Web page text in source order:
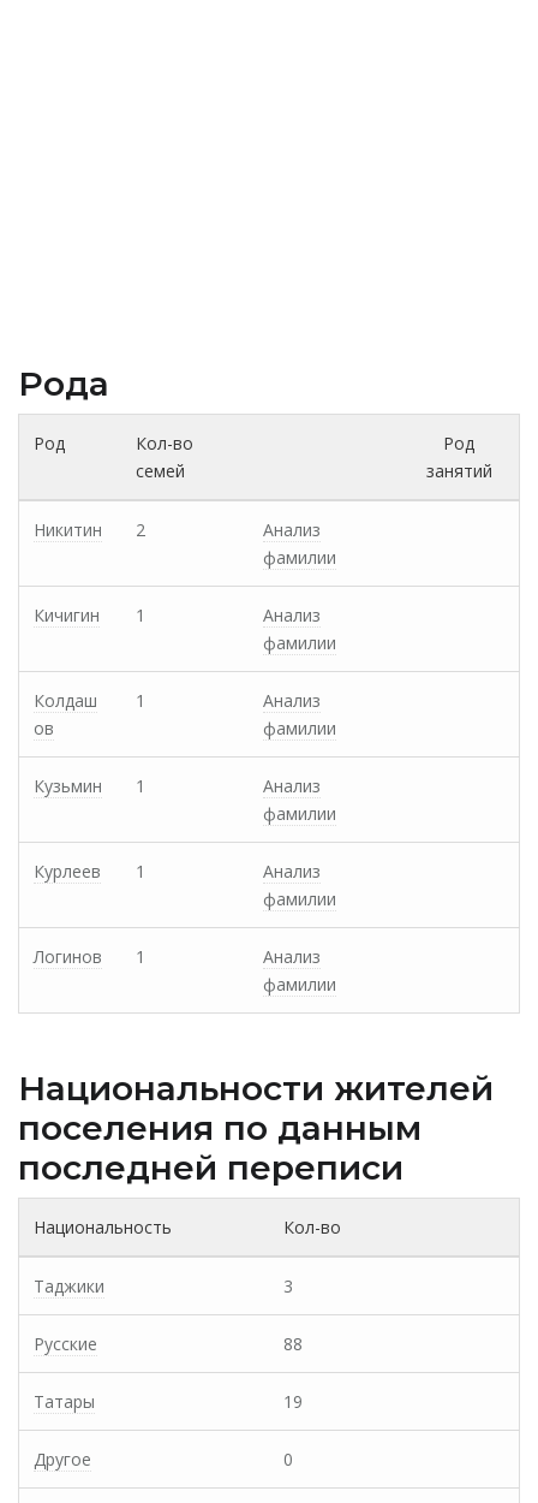
Рода
Род
Кол-во
семей
Род
занятий
Никитин 2
Анализ
фамилии
Кичигин 1
Анализ
фамилии
Колдаш
ов
1
Анализ
фамилии
Кузьмин 1
Анализ
фамилии
Курлеев 1
Анализ
фамилии
Логинов 1
Анализ
фамилии
Национальности жителей
поселения по данным
последней переписи
Национальность Кол-во
Таджики 3
Русские 88
Татары 19
Другое 0